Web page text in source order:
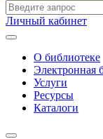
Личный кабинет
О библиотеке
Электронная
Услуги
Ресурсы
Каталоги